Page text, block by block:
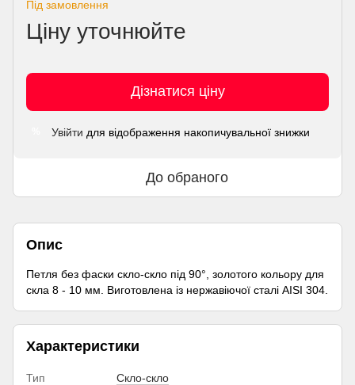
Під замовлення
Ціну уточнюйте
Дізнатися ціну
Увійти для відображення накопичувальної знижки
До обраного
Опис
Петля без фаски скло-скло під 90°, золотого кольору для
скла 8 - 10 мм. Виготовлена ​​із нержавіючої сталі AISI 304.
Характеристики
Тип
Скло-скло